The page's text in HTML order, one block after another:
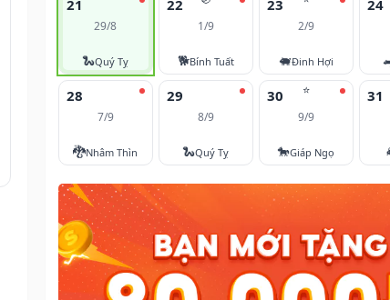
21
29/8
🐍Quý Tỵ
22
1/9
🐕Bính Tuất
23
2/9
🐖Đinh Hợi
24
28
7/9
🐉Nhâm Thìn
29
8/9
🐍Quý Tỵ
⭐
30
9/9
🐎Giáp Ngọ
31